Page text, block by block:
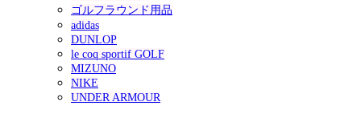
ゴルフラウンド用品
adidas
DUNLOP
le coq sportif GOLF
MIZUNO
NIKE
UNDER ARMOUR